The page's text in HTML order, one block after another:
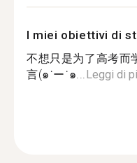
I miei obiettivi di
不想只是为了高考而
言(๑˙ー˙๑...Leggi di